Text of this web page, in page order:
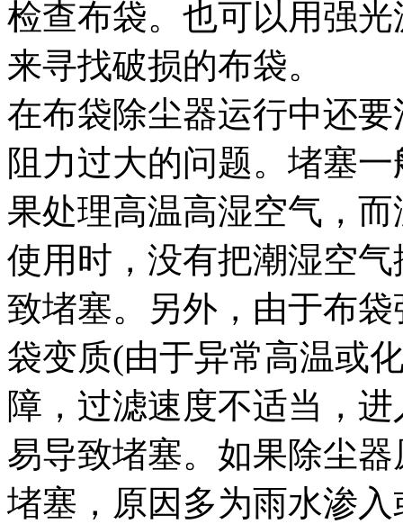
检查布袋。也可以用强
来寻找破损的布袋。
在布袋除尘器运行中还
阻力过大的问题。堵塞
果处理高温高湿空气，
使用时，没有把潮湿空
致堵塞。另外，由于布
袋变质(由于异常高温或
障，过滤速度不适当，
易导致堵塞。如果除尘
堵塞，原因多为雨水渗